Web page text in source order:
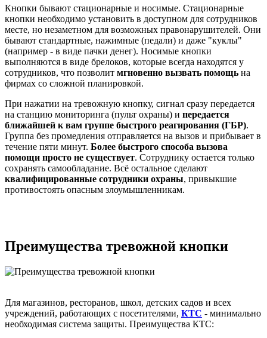
Кнопки бывают стационарные и носимые. Стационарные
кнопки необходимо установить в доступном для сотрудников
месте, но незаметном для возможных правонарушителей. Они
бывают стандартные, нажимные (педали) и даже "куклы"
(например - в виде пачки денег). Носимые кнопки
выполняются в виде брелоков, которые всегда находятся у
сотрудников, что позволит мгновенно вызвать помощь на
фирмах со сложной планировкой.
При нажатии на тревожную кнопку, сигнал сразу передается
на станцию мониторинга (пульт охраны) и передается
ближайшей к вам группе быстрого реагирования (ГБР).
Группа без промедления отправляется на вызов и прибывает в
течение пяти минут. Более быстрого способа вызова
помощи просто не существует. Сотруднику остается только
сохранять самообладание. Всё остальное сделают
квалифицированные сотрудники охраны, привыкшие
противостоять опасным злоумышленникам.
Преимущества тревожной кнопки
Для магазинов, ресторанов, школ, детских садов и всех
учреждений, работающих с посетителями, КТС - минимально
необходимая система защиты. Преимущества КТС: